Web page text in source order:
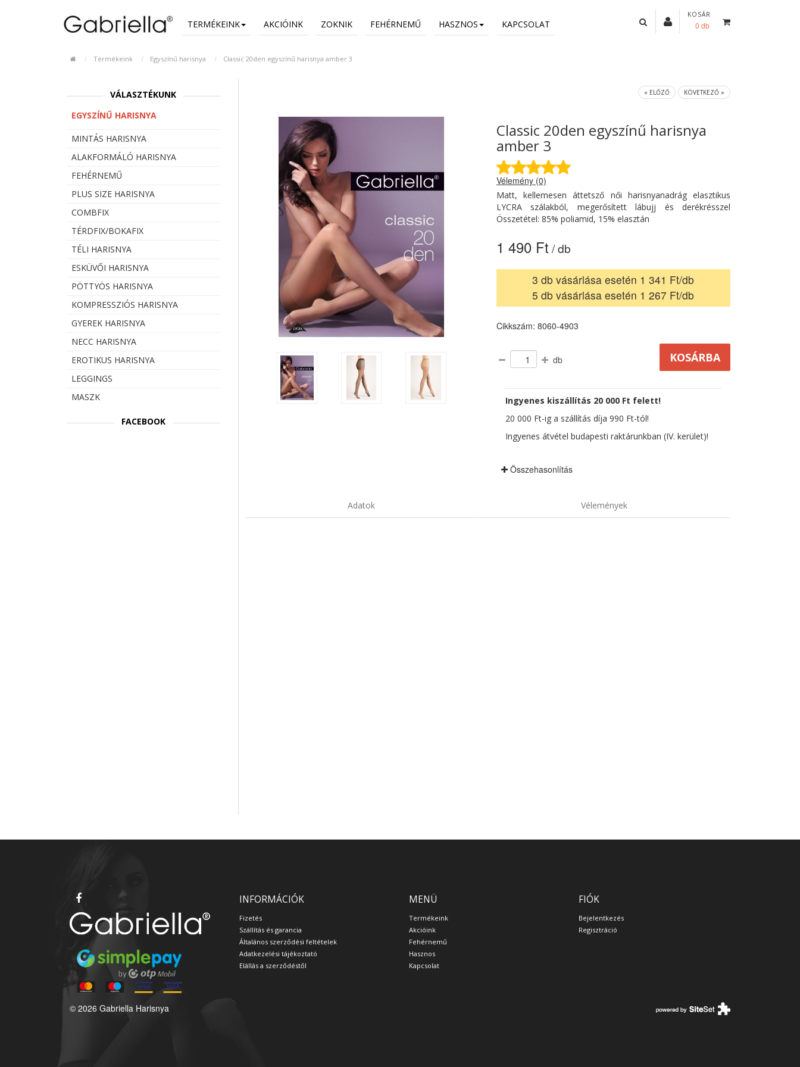
TERMÉKEINK AKCIÓINK ZOKNIK FEHÉRNEMŰ HASZNOS KAPCSOLAT
KOSÁR
0 db
Termékeink Egyszínű harisnya Classic 20den egyszínű harisnya amber 3
VÁLASZTÉKUNK
EGYSZÍNŰ HARISNYA
MINTÁS HARISNYA
ALAKFORMÁLÓ HARISNYA
FEHÉRNEMŰ
PLUS SIZE HARISNYA
COMBFIX
TÉRDFIX/BOKAFIX
TÉLI HARISNYA
ESKÜVŐI HARISNYA
PÖTTYÖS HARISNYA
KOMPRESSZIÓS HARISNYA
GYEREK HARISNYA
NECC HARISNYA
EROTIKUS HARISNYA
LEGGINGS
MASZK
FACEBOOK
« ELŐZŐ KÖVETKEZŐ »
Classic 20den egyszínű harisnya
amber 3
Vélemény (0)
Matt, kellemesen áttetsző női harisnyanadrág elasztikus
LYCRA szálakból, megerősített lábujj és derékrésszel
Összetétel: 85% poliamid, 15% elasztán
1 490 Ft / db
3 db vásárlása esetén 1 341 Ft/db
5 db vásárlása esetén 1 267 Ft/db
Cikkszám: 8060-4903
db
Ingyenes kiszállítás 20 000 Ft felett!
20 000 Ft-ig a szállítás díja 990 Ft-tól!
Ingyenes átvétel budapesti raktárunkban (IV. kerület)!
Összehasonlítás
Adatok Vélemények
INFORMÁCIÓK
Fizetés
Szállítás és garancia
Általános szerződési feltételek
Adatkezelési tájékoztató
Elállás a szerződéstől
MENÜ
Termékeink
Akcióink
Fehérnemű
Hasznos
Kapcsolat
FIÓK
Bejelentkezés
Regisztráció
© 2026 Gabriella Harisnya